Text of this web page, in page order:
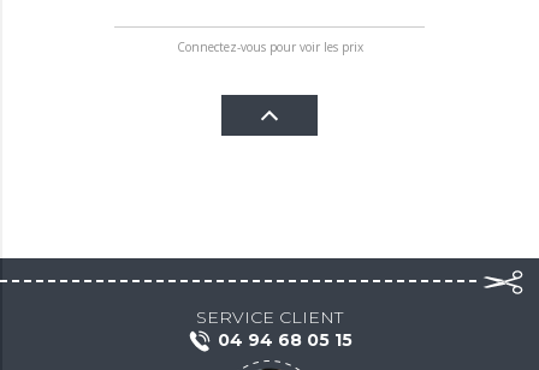
Connectez-vous pour voir les prix
SERVICE CLIENT
04 94 68 05 15